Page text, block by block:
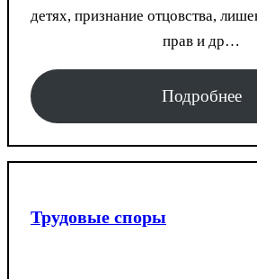
детях, признание отцовства,
прав и др…
Подробнее
Трудовые споры